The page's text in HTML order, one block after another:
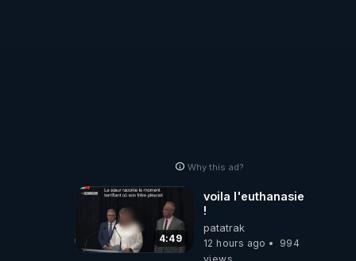
Why this ad?
4:49
voila l'euthanasie
!
patatrak
12 hours ago
994